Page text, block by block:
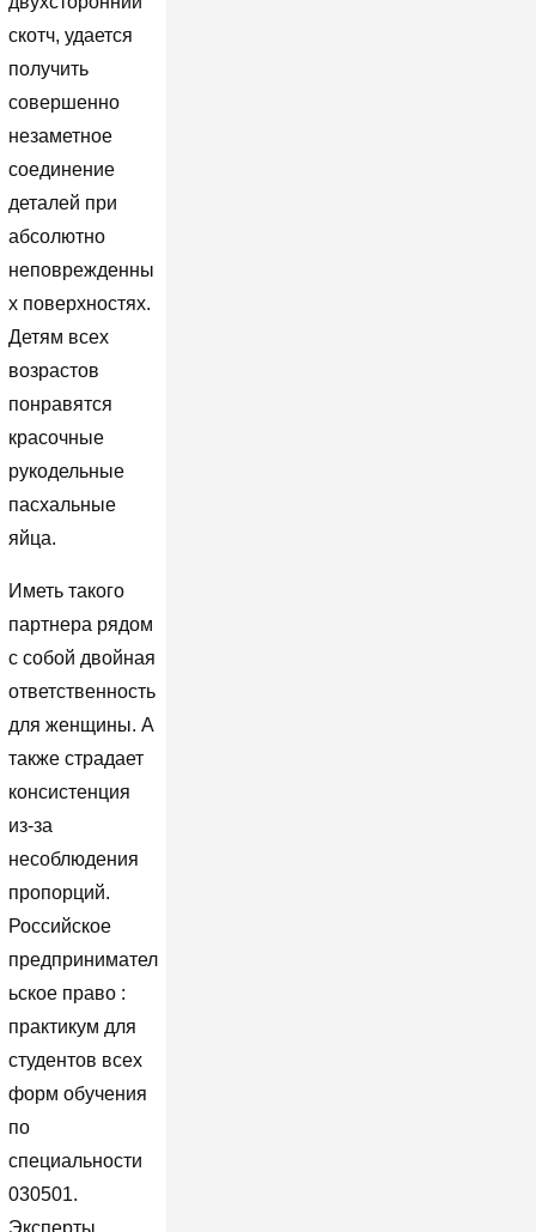
скотч, удается
получить
совершенно
незаметное
соединение
деталей при
абсолютно
неповрежденны
х поверхностях.
Детям всех
возрастов
понравятся
красочные
рукодельные
пасхальные
яйца.
Иметь такого
партнера рядом
с собой двойная
ответственность
для женщины. А
также страдает
консистенция
из-за
несоблюдения
пропорций.
Российское
предпринимател
ьское право :
практикум для
студентов всех
форм обучения
по
специальности
030501.
Эксперты